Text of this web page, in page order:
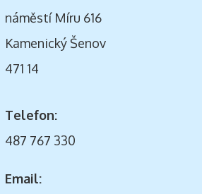
náměstí Míru 616
Kamenický Šenov
471 14
Telefon:
487 767 330
Email: